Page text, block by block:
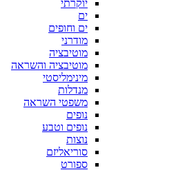
יוקרתי
ים
ים וחופים
מודרני
מוטיבציה
מוטיבציה והשראה
מינימליסטי
מנדלות
משפטי השראה
נופים
נופים וטבע
נוצות
סוריאליזם
ספורט